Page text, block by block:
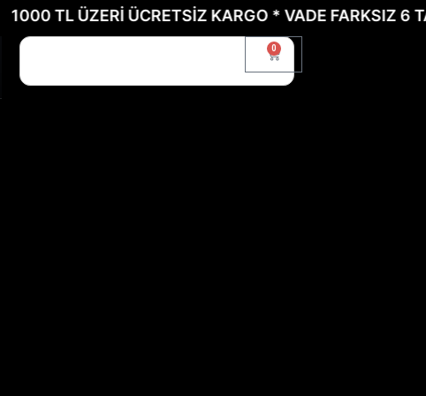
1000 TL ÜZERİ ÜCRETSİZ KARGO * VADE FARKSIZ 6
0